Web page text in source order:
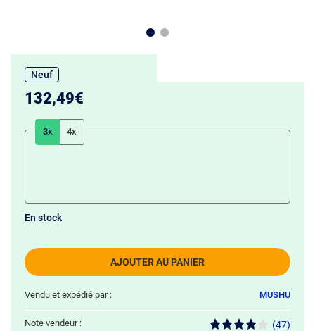
Neuf
132,49€
3x 4x
AJOUTER AU PANIER
En stock
Vendu et expédié par : MUSHU
Note vendeur : (47)